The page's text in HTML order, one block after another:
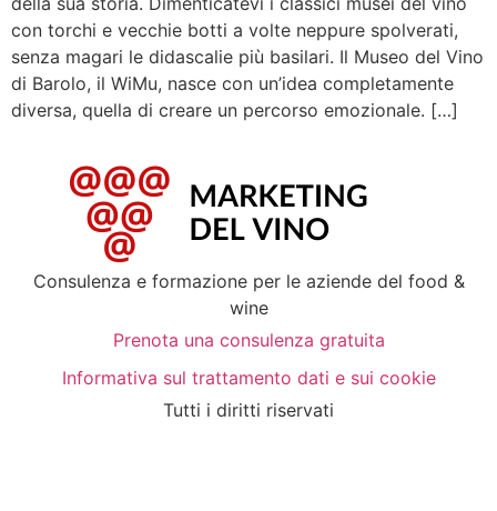
con torchi e vecchie botti a volte neppure spolverati,
senza magari le didascalie più basilari. Il Museo del Vino
di Barolo, il WiMu, nasce con un’idea completamente
diversa, quella di creare un percorso emozionale. […]
Consulenza e formazione per le aziende del food &
wine
Prenota una consulenza gratuita
Informativa sul trattamento dati e sui cookie
Tutti i diritti riservati